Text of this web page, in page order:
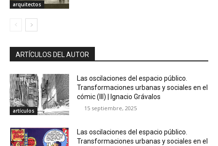
arquitectos
ARTÍCULOS DEL AUTOR
artículos
Las oscilaciones del espacio público.
Transformaciones urbanas y sociales en el
cómic (III) | Ignacio Grávalos
15 septiembre, 2025
Las oscilaciones del espacio público.
Transformaciones urbanas y sociales en el